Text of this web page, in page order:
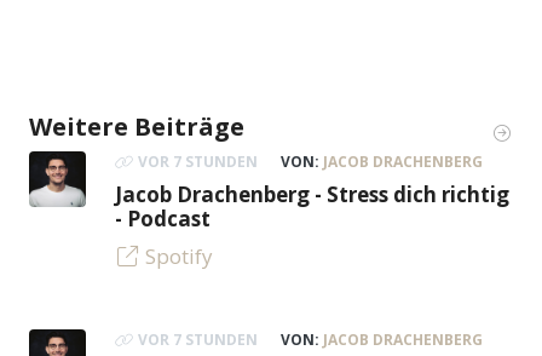
Weitere Beiträge
VOR 7 STUNDEN VON: JACOB DRACHENBERG
Jacob Drachenberg - Stress dich richtig
- Podcast
Spotify
VOR 7 STUNDEN VON: JACOB DRACHENBERG